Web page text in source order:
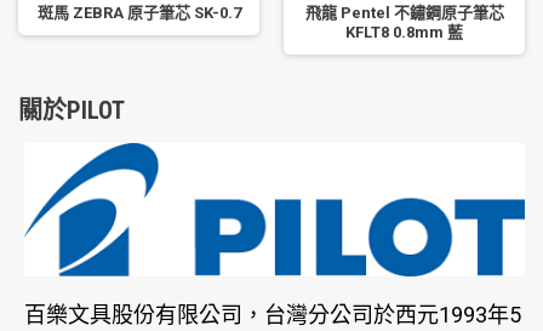
斑馬 ZEBRA 原子筆芯 SK-0.7
飛龍 Pentel 不鏽鋼原子筆芯
KFLT8 0.8mm 藍
關於PILOT
百樂文具股份有限公司，台灣分公司於西元1993年5